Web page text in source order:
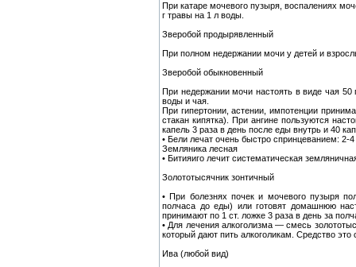
При катаре мочевого пузыря, воспалениях
г травы на 1 л воды.
Зверобой продырявленный
При полном недержании мочи у детей и
Зверобой обыкновенный
При недержании мочи настоять в виде чая
воды и чая.
При гипертонии, астении, импотенции
стакан кипятка). При ангине пользуются
капель 3 раза в день после еды внутрь и 40
• Бели лечат очень быстро спринцеванием: 2-
Земляника лесная
• Битияиго лечит систематическая
Золототысячник зонтичный
• При болезнях почек и мочевого пузыря
полчаса до еды) или готовят домашнюю
принимают по 1 ст. ложке 3 раза в день за
• Для лечения алкоголизма — смесь
который дают пить алкоголикам. Средство
Ива (любой вид)